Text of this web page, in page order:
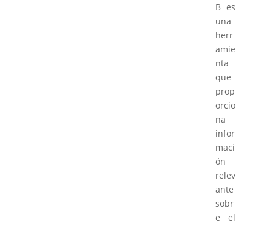
B es
una
herr
amie
nta
que
prop
orcio
na
infor
maci
ón
relev
ante
sobr
e el